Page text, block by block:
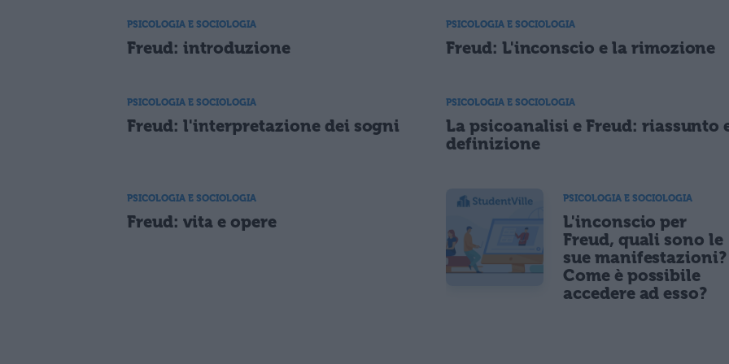
PSICOLOGIA E SOCIOLOGIA
Freud: introduzione
PSICOLOGIA E SOCIOLOGIA
Freud: L'inconscio e la rimozione
PSICOLOGIA E SOCIOLOGIA
Freud: l'interpretazione dei sogni
PSICOLOGIA E SOCIOLOGIA
La psicoanalisi e Freud: riassunto
definizione
PSICOLOGIA E SOCIOLOGIA
Freud: vita e opere
PSICOLOGIA E SOCIOLOGIA
L'inconscio per
Freud, quali sono le
sue manifestazioni?
Come è possibile
accedere ad esso?